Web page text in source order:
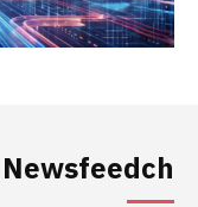
Newsfeedch